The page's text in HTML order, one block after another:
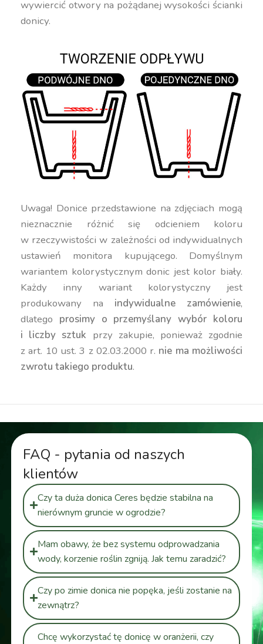
wywiercić otwory na pożądanej wysokości ścianki
donicy.
Uwaga! Donice przedstawione na zdjęciach mogą
nieznacznie różnić się odcieniem koloru
w rzeczywistości w zależności od indywidualnych
ustawień monitora kupującego. Domyślnym
wariantem kolorystycznym donic jest kolor biały.
Każdy inny wariant kolorystyczny jest
produkowany na indywidualne zamówienie,
dlatego prosimy o przemyślany wybór koloru
i liczby sztuk przy zakupie, ponieważ zgodnie
z art. 10 ust. 3 z 02.03.2000 r. nie ma możliwości
zwrotu takiego produktu.
FAQ - pytania od naszych
klientów
Czy ta duża donica Ceres będzie stabilna na
nierównym gruncie w ogrodzie?
Mam obawy, że bez systemu odprowadzania
wody, korzenie roślin zgniją. Jak temu zaradzić?
Czy po zimie donica nie popęka, jeśli zostanie na
zewnątrz?
Chcę wykorzystać tę donicę w oranżerii, czy